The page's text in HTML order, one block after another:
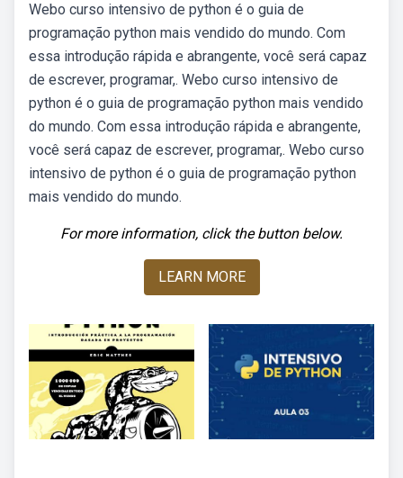
Webo curso intensivo de python é o guia de
programação python mais vendido do mundo. Com
essa introdução rápida e abrangente, você será capaz
de escrever, programar,. Webo curso intensivo de
python é o guia de programação python mais vendido
do mundo. Com essa introdução rápida e abrangente,
você será capaz de escrever, programar,. Webo curso
intensivo de python é o guia de programação python
mais vendido do mundo.
For more information, click the button below.
LEARN MORE